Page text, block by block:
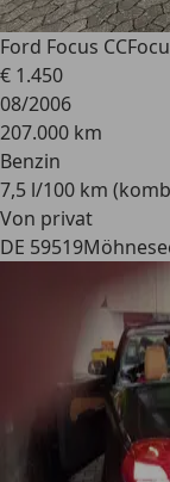
Ford Focus CC
€ 1.450
08/2006
207.000 km
Benzin
7,5 l/100 km
Von privat
DE 59519